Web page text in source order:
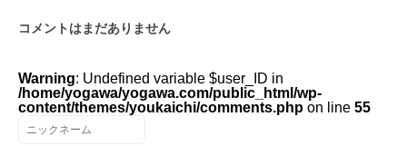
コメントはまだありません
Warning: Undefined variable $user_ID in
/home/yogawa/yogawa.com/public_html/wp-
content/themes/youkaichi/comments.php on line 55